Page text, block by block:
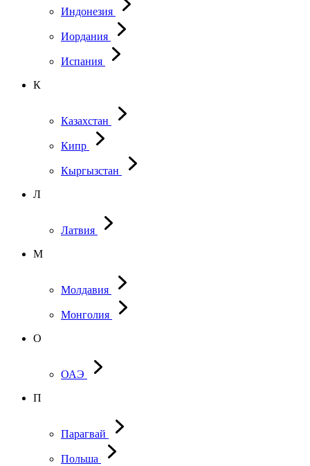
Индонезия
Иордания
Испания
К
Казахстан
Кипр
Кыргызстан
Л
Латвия
М
Молдавия
Монголия
О
ОАЭ
П
Парагвай
Польша